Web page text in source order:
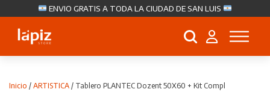
ENVIO GRATIS A TODA LA CIUDAD DE SAN LUIS
Búsqueda
Inicio / ARTISTICA / Tablero PLANTEC Dozent 50X60 + Kit Compl